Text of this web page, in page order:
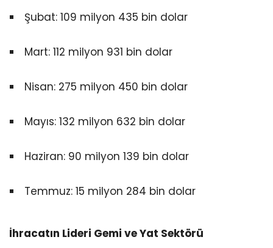
Şubat: 109 milyon 435 bin dolar
Mart: 112 milyon 931 bin dolar
Nisan: 275 milyon 450 bin dolar
Mayıs: 132 milyon 632 bin dolar
Haziran: 90 milyon 139 bin dolar
Temmuz: 15 milyon 284 bin dolar
İhracatın Lideri Gemi ve Yat Sektörü